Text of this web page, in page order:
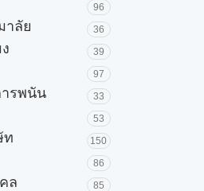
96
าลัย 36
39
97
ารพนัน 33
53
ท 150
86
ล 85